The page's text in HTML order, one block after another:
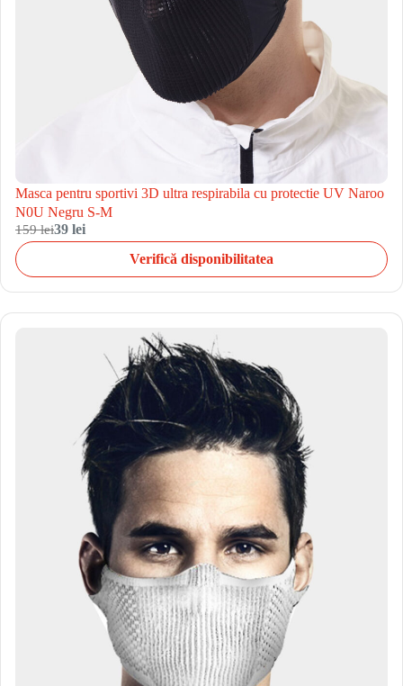
Masca pentru sportivi 3D ultra respirabila cu protectie UV Naroo
N0U Negru S-M
159 lei39 lei
Verifică disponibilitatea